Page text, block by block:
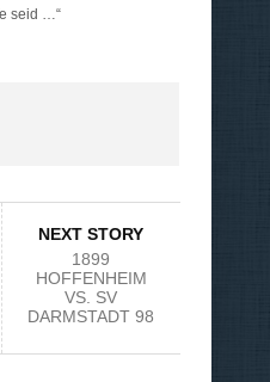
seid …“
NEXT STORY
1899
HOFFENHEIM
VS. SV
DARMSTADT 98